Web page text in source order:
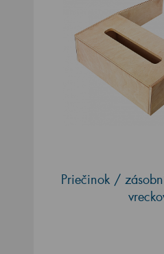
Priečinok /